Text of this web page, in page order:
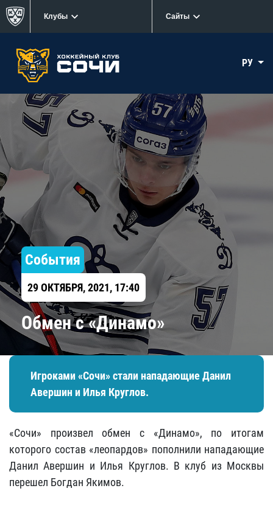
Клубы Сайты
РУ
События
29 ОКТЯБРЯ, 2021, 17:40
Обмен с «Динамо»
Игроками «Сочи» стали нападающие Данил
Авершин и Илья Круглов.
«Сочи» произвел обмен с «Динамо», по итогам
которого состав «леопардов» пополнили нападающие
Данил Авершин и Илья Круглов. В клуб из Москвы
перешел Богдан Якимов.